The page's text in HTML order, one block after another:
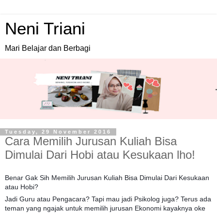
Neni Triani
Mari Belajar dan Berbagi
Tuesday, 29 November 2016
Cara Memilih Jurusan Kuliah Bisa
Dimulai Dari Hobi atau Kesukaan lho!
Benar Gak Sih Memilih Jurusan Kuliah Bisa Dimulai Dari Kesukaan
atau Hobi?
Jadi Guru atau Pengacara? Tapi mau jadi Psikolog juga? Terus ada
teman yang ngajak untuk memilih jurusan Ekonomi kayaknya oke